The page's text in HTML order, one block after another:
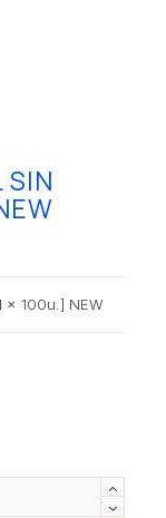
SIN
x 100u.] NEW